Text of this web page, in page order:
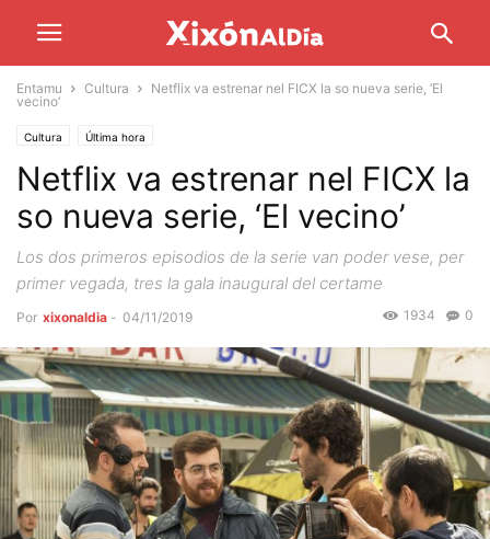
Entamu Cultura
Netflix va estrenar nel FICX la so nueva serie, ‘El
vecino’
Cultura Última hora
Netflix va estrenar nel FICX la
so nueva serie, ‘El vecino’
Los dos primeros episodios de la serie van poder vese, per
primer vegada, tres la gala inaugural del certame
Por xixonaldia - 04/11/2019 0
1934